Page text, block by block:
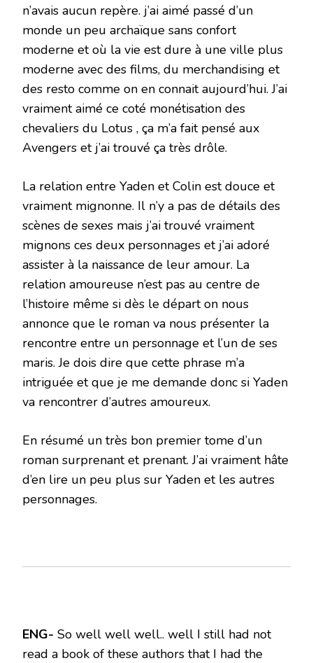
n’avais aucun repère. j’ai aimé passé d’un
monde un peu archaïque sans confort
moderne et où la vie est dure à une ville plus
moderne avec des films, du merchandising et
des resto comme on en connait aujourd’hui. J’ai
vraiment aimé ce coté monétisation des
chevaliers du Lotus , ça m’a fait pensé aux
Avengers et j’ai trouvé ça très drôle.
La relation entre Yaden et Colin est douce et
vraiment mignonne. Il n’y a pas de détails des
scènes de sexes mais j’ai trouvé vraiment
mignons ces deux personnages et j’ai adoré
assister à la naissance de leur amour. La
relation amoureuse n’est pas au centre de
l’histoire même si dès le départ on nous
annonce que le roman va nous présenter la
rencontre entre un personnage et l’un de ses
maris. Je dois dire que cette phrase m’a
intriguée et que je me demande donc si Yaden
va rencontrer d’autres amoureux.
En résumé un très bon premier tome d’un
roman surprenant et prenant. J’ai vraiment hâte
d’en lire un peu plus sur Yaden et les autres
personnages.
ENG- So well well well.. well I still had not
read a book of these authors that I had the